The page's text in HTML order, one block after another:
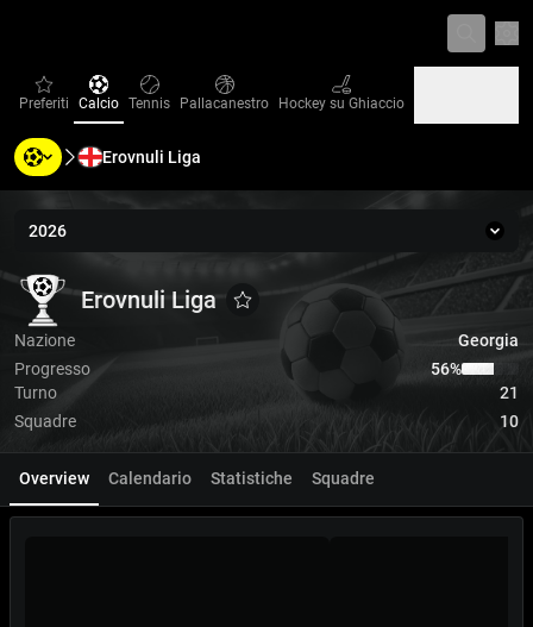
favorites
Preferiti Calcio
Calcio Tennis
Tennis Pallacanestro
Pallacanestro Hockey su Ghiaccio
Hockey su Ghiaccio
Baseball
Baseball Pallamano
Pallamano
Erovnuli Liga
2026
Erovnuli Liga
Erovnuli LigaErovnuli Liga
Aggiungi ai Favoriti
Nazione
Georgia
Progresso
56‏%
Turno
21
Squadre
10
Overview Calendario Statistiche Squadre